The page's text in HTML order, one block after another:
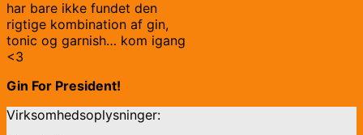
har bare ikke fundet den
rigtige kombination af gin,
tonic og garnish… kom igang
<3
Gin For President!
Virksomhedsoplysninger: